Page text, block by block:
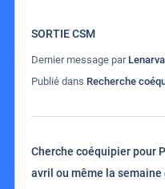
SORTIE CSM
Dernier message par
Publié dans Recherche
Cherche coéquipier pour
avril ou même la